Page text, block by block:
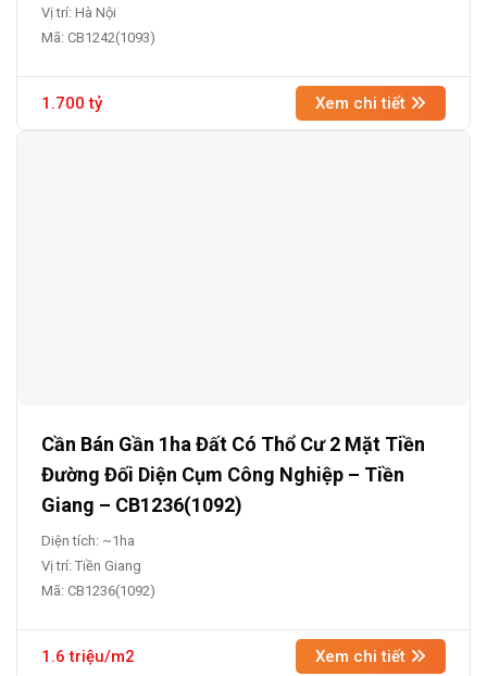
Vị trí: Hà Nội
Mã: CB1242(1093)
1.700 tỷ Xem chi tiết
Cần Bán Gần 1ha Đất Có Thổ Cư 2 Mặt Tiền
Đường Đối Diện Cụm Công Nghiệp – Tiền
Giang – CB1236(1092)
Diện tích: ~1ha
Vị trí: Tiền Giang
Mã: CB1236(1092)
1.6 triệu/m2 Xem chi tiết